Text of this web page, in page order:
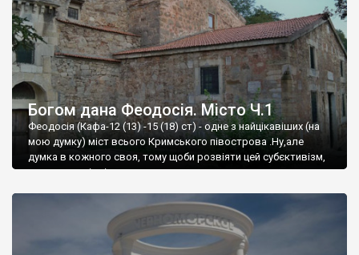
Богом дана Феодосія. Місто Ч.1
Феодосія (Кафа-12 (13) -15 (18) ст) - одне з найцікавіших (на
мою думку) міст всього Кримського півострова .Ну,але
думка в кожного своя, тому щоби розвіяти цей субєктивізм,
запрошую відвідати це